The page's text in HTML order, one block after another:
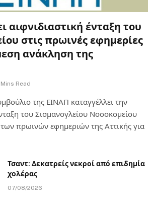
αιφνιδιαστική ένταξη του
στις πρωινές εφημερίες
ανάκληση της
Read
της ΕΙΝΑΠ καταγγέλλει την
του Σισμανογλείου Νοσοκομείου
πρωινών εφημεριών της Αττικής για
Τσαντ: Δεκατρείς νεκροί από επιδημία
χολέρας
07/08/2026